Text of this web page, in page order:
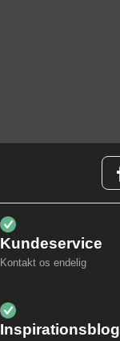
Kundeservice
Kontakt os endelig
Inspirationsblog